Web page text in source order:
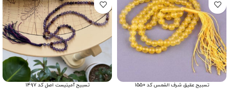
تسبیح عقیق شرف الشمس کد ۱۵۵۰ تسبیح آمیتیست اصل کد ۱۴۹۷